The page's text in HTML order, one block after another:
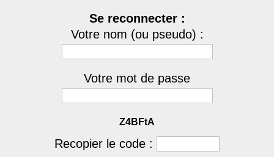
Se reconnecter :
Votre nom (ou pseudo) :
Votre mot de passe
Z4BFtA
Recopier le code :